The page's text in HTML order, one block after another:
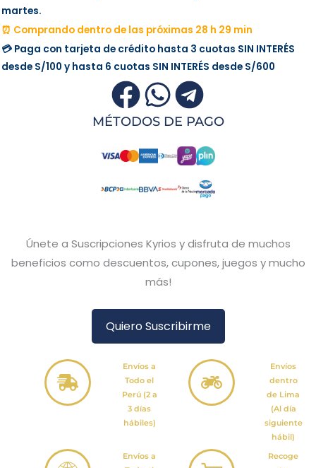
martes.
⏰ Comprando dentro de las próximas 28 h 29 min
💳 Paga con tarjeta de crédito hasta 3 cuotas SIN INTERÉS
desde S/100 y hasta 6 cuotas SIN INTERÉS desde S/600
MÉTODOS DE PAGO
Únete a Suscripciones Kyrios y disfruta de muchos
beneficios como descuentos, cupones, juegos y mucho
más!
Quiero Suscribirme
Envíos a
Todo el
Perú (2 a
3 días
hábiles)
Envíos
dentro
de Lima
(Al día
siguiente
hábil)
Envíos a
Recoge